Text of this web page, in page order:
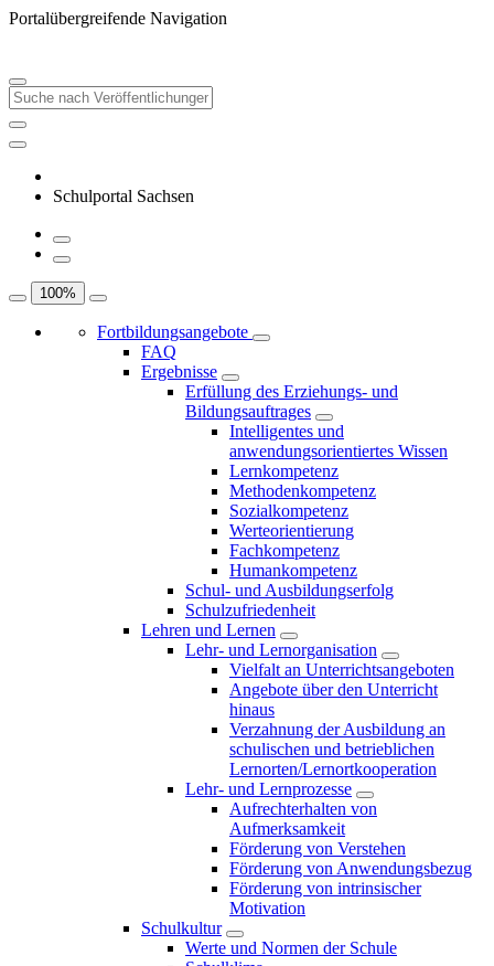
Portalübergreifende Navigation
Schulportal Sachsen
100%
Fortbildungsangebote
FAQ
Ergebnisse
Erfüllung des Erziehungs- und
Bildungsauftrages
Intelligentes und
anwendungsorientiertes Wissen
Lernkompetenz
Methodenkompetenz
Sozialkompetenz
Werteorientierung
Fachkompetenz
Humankompetenz
Schul- und Ausbildungserfolg
Schulzufriedenheit
Lehren und Lernen
Lehr- und Lernorganisation
Vielfalt an Unterrichtsangeboten
Angebote über den Unterricht
hinaus
Verzahnung der Ausbildung an
schulischen und betrieblichen
Lernorten/Lernortkooperation
Lehr- und Lernprozesse
Aufrechterhalten von
Aufmerksamkeit
Förderung von Verstehen
Förderung von Anwendungsbezug
Förderung von intrinsischer
Motivation
Schulkultur
Werte und Normen der Schule